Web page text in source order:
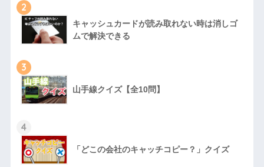
2
キャッシュカードが読み取れない時は消しゴ
ムで解決できる
3
山手線クイズ【全10問】
4
「どこの会社のキャッチコピー？」クイズ